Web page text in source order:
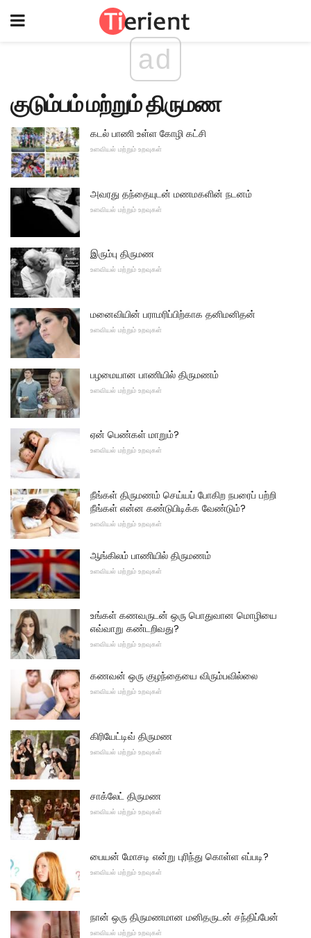
ad
குடும்பம் மற்றும் திருமண
கடல் பாணி உள்ள கோழி கட்சி
உளவியல் மற்றும் உறவுகள்
அவரது தந்தையுடன் மணமகளின் நடனம்
உளவியல் மற்றும் உறவுகள்
இரும்பு திருமண
உளவியல் மற்றும் உறவுகள்
மனைவியின் பராமரிப்பிற்காக தனிமனிதன்
உளவியல் மற்றும் உறவுகள்
பழமையான பாணியில் திருமணம்
உளவியல் மற்றும் உறவுகள்
ஏன் பெண்கள் மாறும்?
உளவியல் மற்றும் உறவுகள்
நீங்கள் திருமணம் செய்யப் போகிற நபரைப் பற்றி
நீங்கள் என்ன கண்டுபிடிக்க வேண்டும்?
உளவியல் மற்றும் உறவுகள்
ஆங்கிலம் பாணியில் திருமணம்
உளவியல் மற்றும் உறவுகள்
உங்கள் கணவருடன் ஒரு பொதுவான மொழியை
எவ்வாறு கண்டறிவது?
உளவியல் மற்றும் உறவுகள்
கணவன் ஒரு குழந்தையை விரும்பவில்லை
உளவியல் மற்றும் உறவுகள்
கிரியேட்டிவ் திருமண
உளவியல் மற்றும் உறவுகள்
சாக்லேட் திருமண
உளவியல் மற்றும் உறவுகள்
பையன் மோசடி என்று புரிந்து கொள்ள எப்படி?
உளவியல் மற்றும் உறவுகள்
நான் ஒரு திருமணமான மனிதருடன் சந்திப்பேன்
உளவியல் மற்றும் உறவுகள்